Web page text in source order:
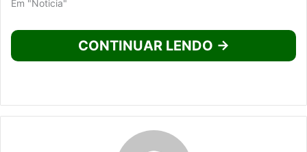
Em "Noticia"
CONTINUAR LENDO →